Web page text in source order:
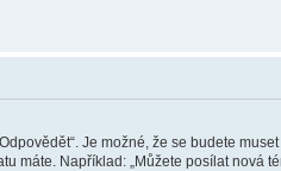
Je možné, že se budete
máte. Například: „Můžete posílat nová